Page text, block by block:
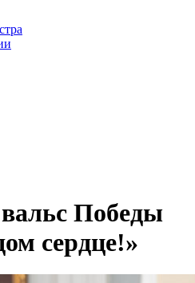
Победы
сердце!»